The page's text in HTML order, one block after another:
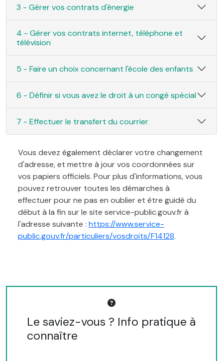
3 - Gérer vos contrats d'énergie
4 - Gérer vos contrats internet, téléphone et
télévision
5 - Faire un choix concernant l'école des enfants
6 - Définir si vous avez le droit à un congé spécial
7 - Effectuer le transfert du courrier
Vous devez également déclarer votre changement
d'adresse, et mettre à jour vos coordonnées sur
vos papiers officiels. Pour plus d'informations, vous
pouvez retrouver toutes les démarches à
effectuer pour ne pas en oublier et être guidé du
début à la fin sur le site service-public.gouv.fr à
l'adresse suivante : https://www.service-
public.gouv.fr/particuliers/vosdroits/F14128.
Le saviez-vous ? Info pratique à
connaître